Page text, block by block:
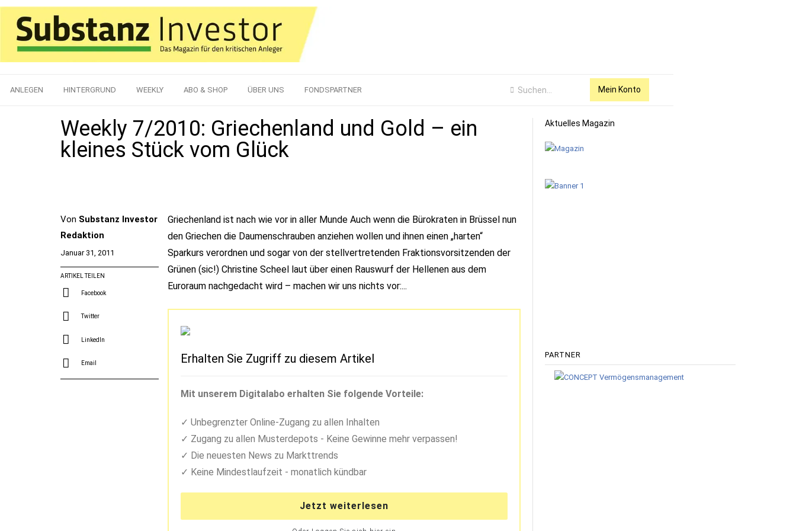
ANLEGEN HINTERGRUND WEEKLY ABO & SHOP ÜBER UNS FONDSPARTNER Mein Konto
Weekly 7/2010: Griechenland und Gold – ein
kleines Stück vom Glück
Von Substanz Investor
Redaktion
Januar 31, 2011
ARTIKEL TEILEN
Facebook
Twitter
LinkedIn
Email
Griechenland ist nach wie vor in aller Munde Auch wenn die Bürokraten in Brüssel nun
den Griechen die Daumenschrauben anziehen wollen und ihnen einen „harten“
Sparkurs verordnen und sogar von der stellvertretenden Fraktionsvorsitzenden der
Grünen (sic!) Christine Scheel laut über einen Rauswurf der Hellenen aus dem
Euroraum nachgedacht wird – machen wir uns nichts vor:...
Erhalten Sie Zugriff zu diesem Artikel
Mit unserem Digitalabo erhalten Sie folgende Vorteile:
Unbegrenzter Online-Zugang zu allen Inhalten
Zugang zu allen Musterdepots - Keine Gewinne mehr verpassen!
Die neuesten News zu Markttrends
Keine Mindestlaufzeit - monatlich kündbar
Jetzt weiterlesen
Aktuelles Magazin
PARTNER